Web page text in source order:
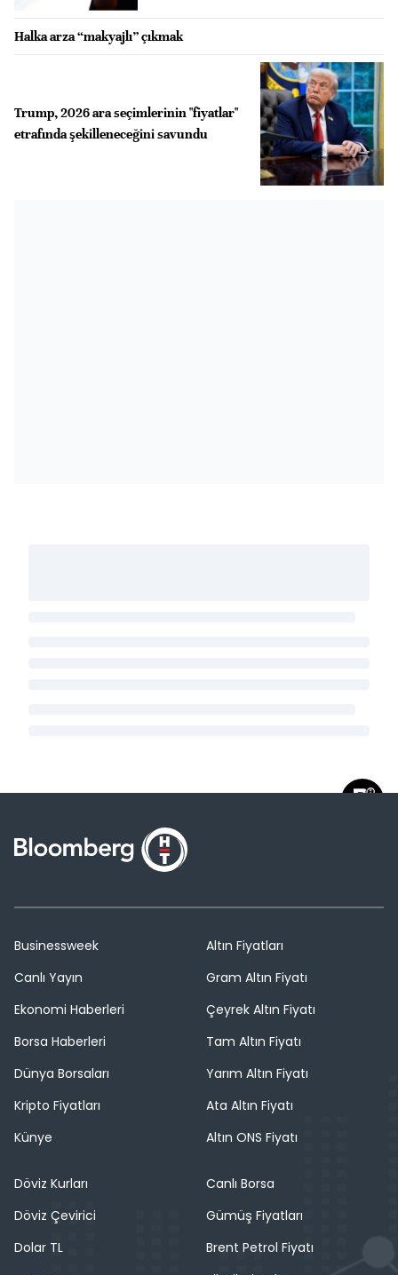
Halka arza “makyajlı” çıkmak
Trump, 2026 ara seçimlerinin "fiyatlar"
etrafında şekilleneceğini savundu
Businessweek
Canlı Yayın
Ekonomi Haberleri
Borsa Haberleri
Dünya Borsaları
Kripto Fiyatları
Künye
Altın Fiyatları
Gram Altın Fiyatı
Çeyrek Altın Fiyatı
Tam Altın Fiyatı
Yarım Altın Fiyatı
Ata Altın Fiyatı
Altın ONS Fiyatı
Döviz Kurları
Döviz Çevirici
Dolar TL
Canlı Borsa
Gümüş Fiyatları
Brent Petrol Fiyatı